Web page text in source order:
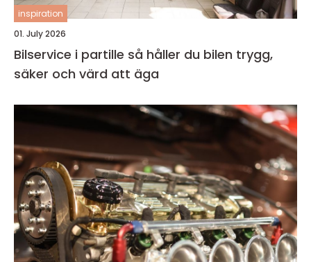
inspiration
01. July 2026
Bilservice i partille så håller du bilen trygg,
säker och värd att äga